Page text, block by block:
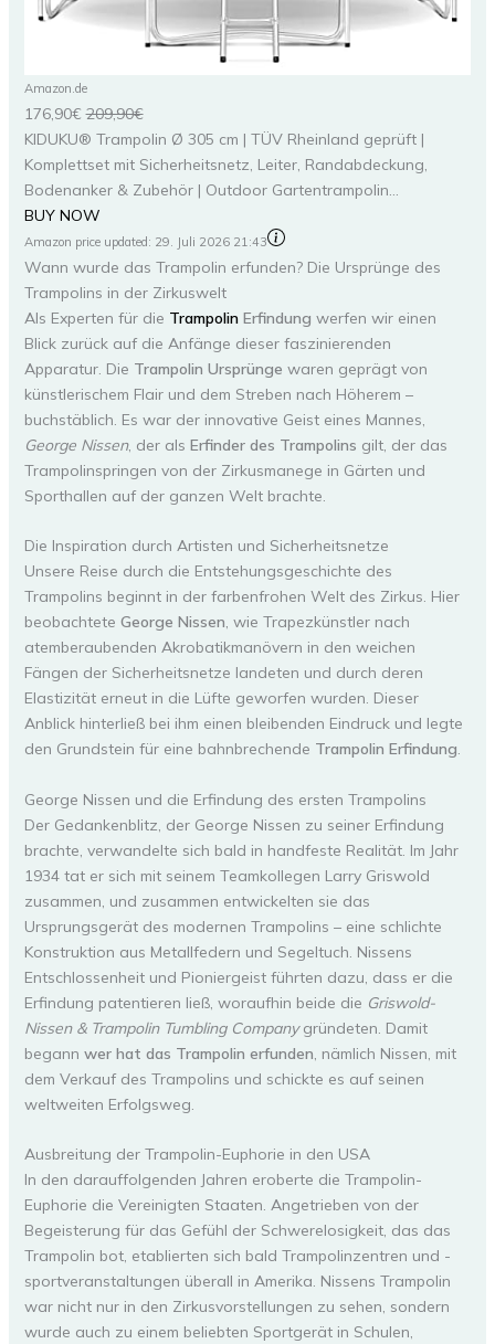
Amazon.de
176,90€209,90€
KIDUKU® Trampolin Ø 305 cm | TÜV Rheinland geprüft |
Komplettset mit Sicherheitsnetz, Leiter, Randabdeckung,
Bodenanker & Zubehör | Outdoor Gartentrampolin...
BUY NOW
Amazon price updated: 29. Juli 2026 21:43
Wann wurde das Trampolin erfunden? Die Ursprünge des
Trampolins in der Zirkuswelt
Als Experten für die TrampolinErfindung werfen wir einen
Blick zurück auf die Anfänge dieser faszinierenden
Apparatur. Die Trampolin Ursprünge waren geprägt von
künstlerischem Flair und dem Streben nach Höherem –
buchstäblich. Es war der innovative Geist eines Mannes,
George Nissen, der als Erfinder des Trampolins gilt, der das
Trampolinspringen von der Zirkusmanege in Gärten und
Sporthallen auf der ganzen Welt brachte.
Die Inspiration durch Artisten und Sicherheitsnetze
Unsere Reise durch die Entstehungsgeschichte des
Trampolins beginnt in der farbenfrohen Welt des Zirkus. Hier
beobachtete George Nissen, wie Trapezkünstler nach
atemberaubenden Akrobatikmanövern in den weichen
Fängen der Sicherheitsnetze landeten und durch deren
Elastizität erneut in die Lüfte geworfen wurden. Dieser
Anblick hinterließ bei ihm einen bleibenden Eindruck und legte
den Grundstein für eine bahnbrechende Trampolin Erfindung.
George Nissen und die Erfindung des ersten Trampolins
Der Gedankenblitz, der George Nissen zu seiner Erfindung
brachte, verwandelte sich bald in handfeste Realität. Im Jahr
1934 tat er sich mit seinem Teamkollegen Larry Griswold
zusammen, und zusammen entwickelten sie das
Ursprungsgerät des modernen Trampolins – eine schlichte
Konstruktion aus Metallfedern und Segeltuch. Nissens
Entschlossenheit und Pioniergeist führten dazu, dass er die
Erfindung patentieren ließ, woraufhin beide die Griswold-
Nissen & Trampolin Tumbling Companygründeten. Damit
begann wer hat das Trampolin erfunden, nämlich Nissen, mit
dem Verkauf des Trampolins und schickte es auf seinen
weltweiten Erfolgsweg.
Ausbreitung der Trampolin-Euphorie in den USA
In den darauffolgenden Jahren eroberte die Trampolin-
Euphorie die Vereinigten Staaten. Angetrieben von der
Begeisterung für das Gefühl der Schwerelosigkeit, das das
Trampolin bot, etablierten sich bald Trampolinzentren und -
sportveranstaltungen überall in Amerika. Nissens Trampolin
war nicht nur in den Zirkusvorstellungen zu sehen, sondern
wurde auch zu einem beliebten Sportgerät in Schulen,